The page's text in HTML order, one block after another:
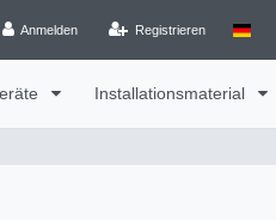
Anmelden Registrieren
Installationsmaterial